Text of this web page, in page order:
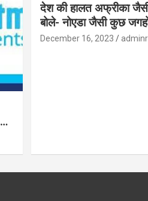
देश की हालत अफ्रीका
बोले- नोएडा जैसी कुछ जगहों पर ही हुआ है
विकास : रघुराम राजन
December 16, 2023